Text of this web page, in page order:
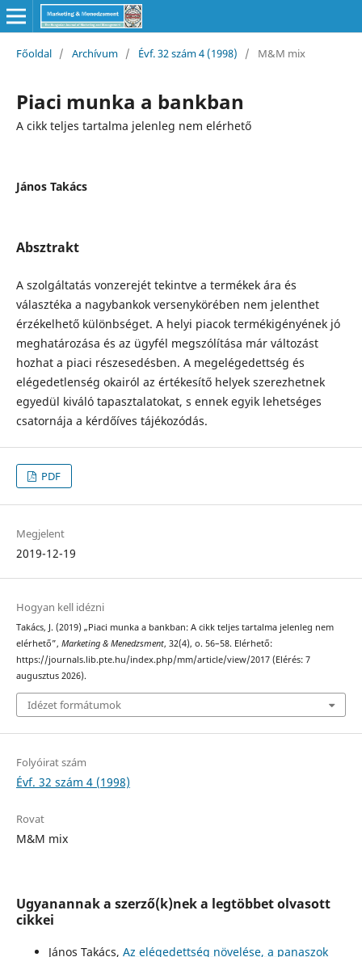
Főoldal / Archívum / Évf. 32 szám 4 (1998) / M&M mix
Piaci munka a bankban
A cikk teljes tartalma jelenleg nem elérhető
János Takács
Absztrakt
A szolgáltatás vonzerejét tekintve a termékek ára és
választéka a nagybankok versenykörében nem jelenthet
érzékelhető különbséget. A helyi piacok termékigényének jó
meghatározása és az ügyfél megszólítása már változást
hozhat a piaci részesedésben. A megelégedettség és
elégedetlenség okairól az értékesítő helyek szerezhetnek
egyedül kiváló tapasztalatokat, s ennek egyik lehetséges
csatornája a kérdőíves tájékozódás.
PDF
Megjelent
2019-12-19
Hogyan kell idézni
Takács, J. (2019) „Piaci munka a bankban: A cikk teljes tartalma jelenleg nem
elérhető”, Marketing & Menedzsment, 32(4), o. 56–58. Elérhető:
https://journals.lib.pte.hu/index.php/mm/article/view/2017 (Elérés: 7
augusztus 2026).
Idézet formátumok
Folyóirat szám
Évf. 32 szám 4 (1998)
Rovat
M&M mix
Ugyanannak a szerző(k)nek a legtöbbet olvasott
cikkei
János Takács, Az elégedettség növelése, a panaszok